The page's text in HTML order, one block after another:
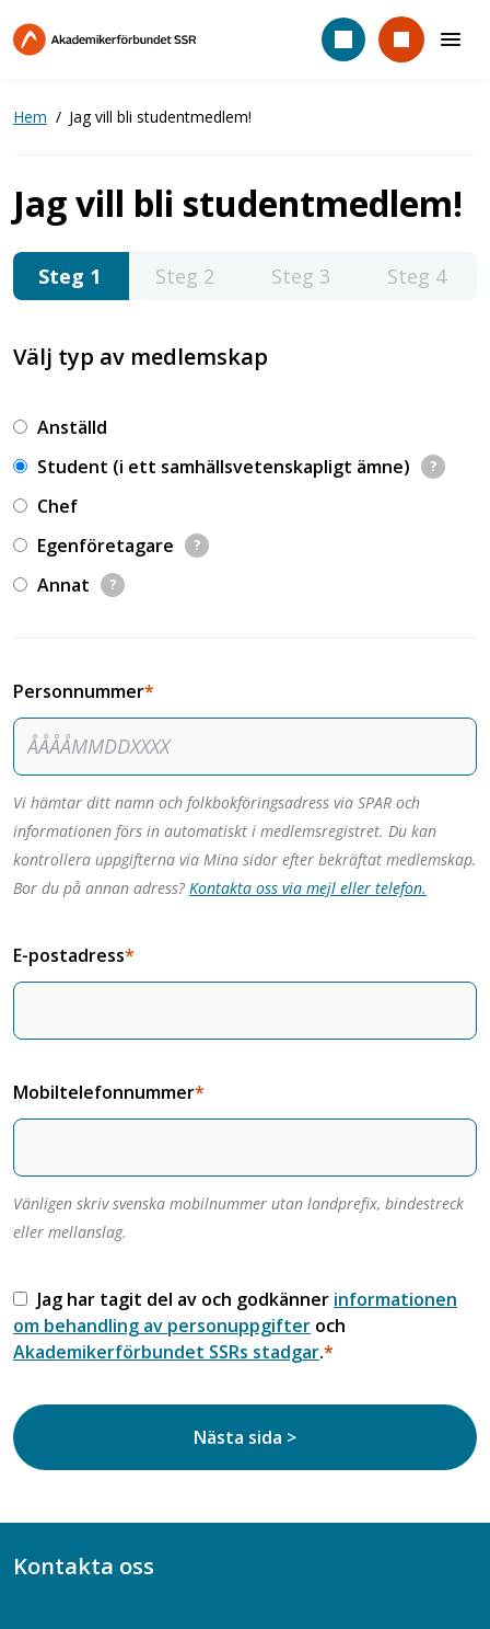
till
Hem Jag vill bli studentmedlem!
Jag vill bli studentmedlem!
1 2 3 4
Välj typ av medlemskap
Anställd
Student (i ett samhällsvetenskapligt ämne)
?
Chef
Egenföretagare
?
Annat ?
Personnummer
Vi hämtar ditt namn och folkbokföringsadress via SPAR och
informationen förs in automatiskt i medlemsregistret. Du kan
kontrollera uppgifterna via Mina sidor efter bekräftat medlemskap.
Bor du på annan adress?Kontakta oss via mejl eller telefon.
E-postadress
Mobiltelefonnummer
Vänligen skriv svenska mobilnummer utan landprefix, bindestreck
eller mellanslag.
Jag har tagit del av och godkänner informationen
om behandling av personuppgifter och
Akademikerförbundet SSRs stadgar.
Kontakta oss